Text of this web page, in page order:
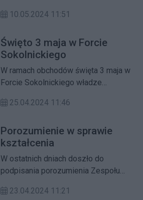
pilotażowy i pierwszy taki projekt,
Żoliborskiej Strefy
Przedsiębiorczych.
10.05.2024 11:51
Święto 3 maja w Forcie
Sokolnickiego
W ramach obchodów święta 3 maja w
Forcie Sokolnickiego władze
podczas której odbędą się warsztaty
25.04.2024 11:46
Porozumienie w sprawie
kształcenia
W ostatnich dniach doszło do
podpisania porozumienia Zespołu
3 im. I. J. Paderewskiego przy ul.
23.04.2024 11:21